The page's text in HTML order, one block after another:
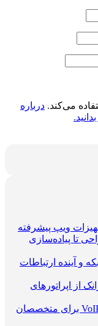
می‌کند. درباره
تا پیاده‌سازی
و آینده ارتباطات
از اپراتورهای
راهنمای فنی راه اندازی کال سنتر VoIP برای متخصصان